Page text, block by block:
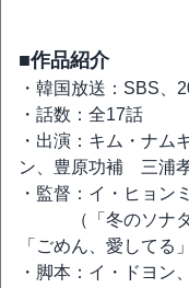
■作品紹介
・韓国放送：SBS、
・話数：全17話
・出演：キム・ナ
ン、豊原功補 三
・監督：イ・ヒョン
（「冬のソナタ」
「ごめん、愛してる
・脚本：イ・ドヨン